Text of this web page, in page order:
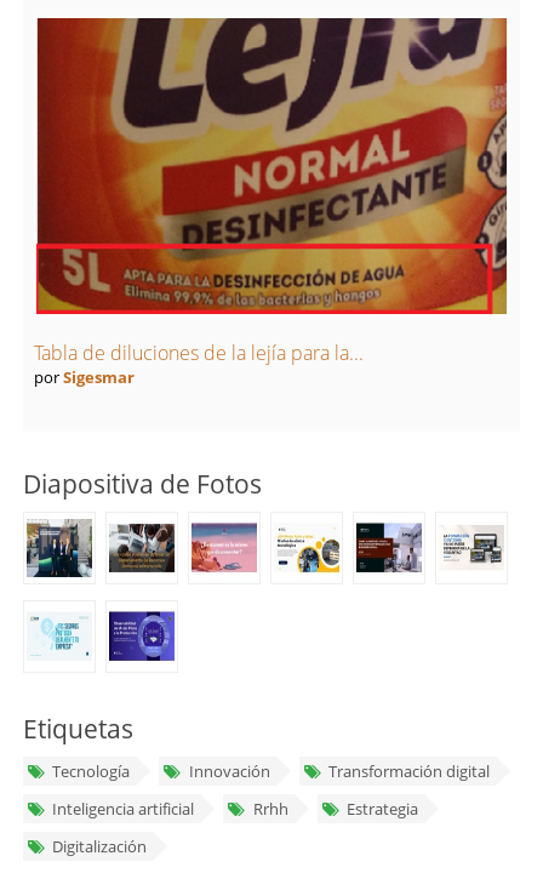
Tabla de diluciones de la lejía para la...
porSigesmar
Diapositiva de Fotos
Etiquetas
Tecnología Innovación
Transformación digital
Inteligencia artificial
Rrhh
Estrategia
Digitalización